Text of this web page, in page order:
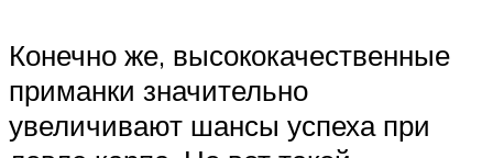
Конечно же, высококачественные
приманки значительно
увеличивают шансы успеха при